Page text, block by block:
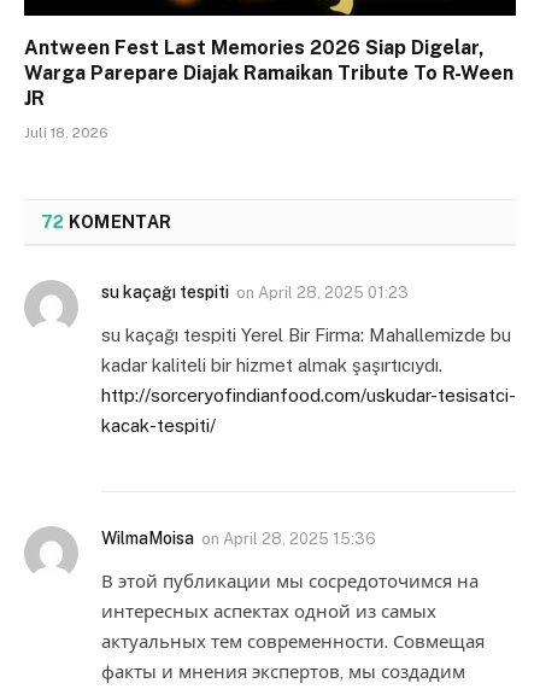
Antween Fest Last Memories 2026 Siap Digelar,
Warga Parepare Diajak Ramaikan Tribute To R-Ween
JR
Juli 18, 2026
72 KOMENTAR
su kaçağı tespiti on April 28, 2025 01:23
su kaçağı tespiti Yerel Bir Firma: Mahallemizde bu
kadar kaliteli bir hizmet almak şaşırtıcıydı.
http://sorceryofindianfood.com/uskudar-tesisatci-
kacak-tespiti/
WilmaMoisa on April 28, 2025 15:36
В этой публикации мы сосредоточимся на
интересных аспектах одной из самых
актуальных тем современности. Совмещая
факты и мнения экспертов, мы создадим